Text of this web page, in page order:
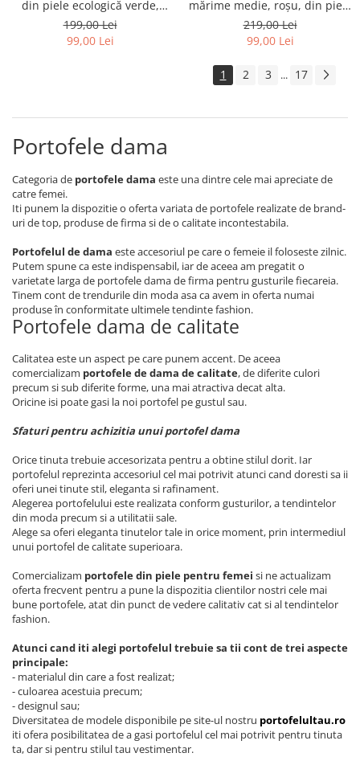
din piele ecologică verde,
acoperit cu model floral -
Rovicky PTR-R-PRK-01-S5-
6369-GRE
199,00 Lei
99,00 Lei
mărime medie, roșu, din piele
ecologică lăcuită - Peterson
PTR-PTN 007-BC-7274
219,00 Lei
99,00 Lei
1 2 3 ... 17
Portofele dama
Categoria de portofele dama este una dintre cele mai apreciate de
catre femei.
Iti punem la dispozitie o oferta variata de portofele realizate de brand-
uri de top, produse de firma si de o calitate incontestabila.
Portofelul de dama este accesoriul pe care o femeie il foloseste zilnic.
Putem spune ca este indispensabil, iar de aceea am pregatit o
varietate larga de portofele dama de firma pentru gusturile fiecareia.
Tinem cont de trendurile din moda asa ca avem in oferta numai
produse în conformitate ultimele tendinte fashion.
Portofele dama de calitate
Calitatea este un aspect pe care punem accent. De aceea
comercializam portofele de dama de calitate, de diferite culori
precum si sub diferite forme, una mai atractiva decat alta.
Oricine isi poate gasi la noi portofel pe gustul sau.
Sfaturi pentru achizitia unui portofel dama
Orice tinuta trebuie accesorizata pentru a obtine stilul dorit. Iar
portofelul reprezinta accesoriul cel mai potrivit atunci cand doresti sa ii
oferi unei tinute stil, eleganta si rafinament.
Alegerea portofelului este realizata conform gusturilor, a tendintelor
din moda precum si a utilitatii sale.
Alege sa oferi eleganta tinutelor tale in orice moment, prin intermediul
unui portofel de calitate superioara.
Comercializam portofele din piele pentru femei si ne actualizam
oferta frecvent pentru a pune la dispozitia clientilor nostri cele mai
bune portofele, atat din punct de vedere calitativ cat si al tendintelor
fashion.
Atunci cand iti alegi portofelul trebuie sa tii cont de trei aspecte
principale:
- materialul din care a fost realizat;
- culoarea acestuia precum;
- designul sau;
Diversitatea de modele disponibile pe site-ul nostru portofelultau.ro
iti ofera posibilitatea de a gasi portofelul cel mai potrivit pentru tinuta
ta, dar si pentru stilul tau vestimentar.